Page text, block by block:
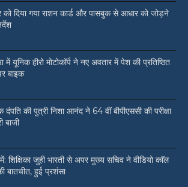
को दिया गया राशन कार्ड और पासबुक से आधार को जोड़ने
में यूनिक हीरो मोटोकॉर्प ने नए अवतार में पेश की प्रतिष्ठित
बाइक
दंपति की पुत्री निशा आनंद ने 64 वीं बीपीएससी की परीक्षा
बाजी
में: शिक्षिका जुही भारती से अपर मुख्य सचिव ने वीडियो काॅल
बातचीत, हुई प्रशंसा